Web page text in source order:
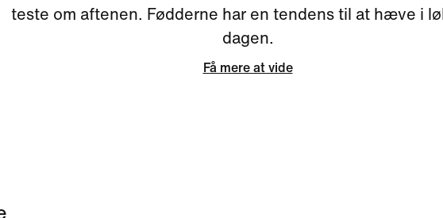
teste om aftenen. Fødderne har en tendens til at hæve i
dagen.
Få mere at vide